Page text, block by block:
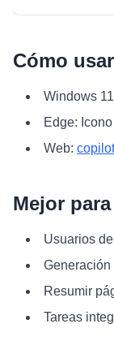
Cómo
Windows
Edge:
Web:
Mejor para
Usuarios
Resumir
Tareas